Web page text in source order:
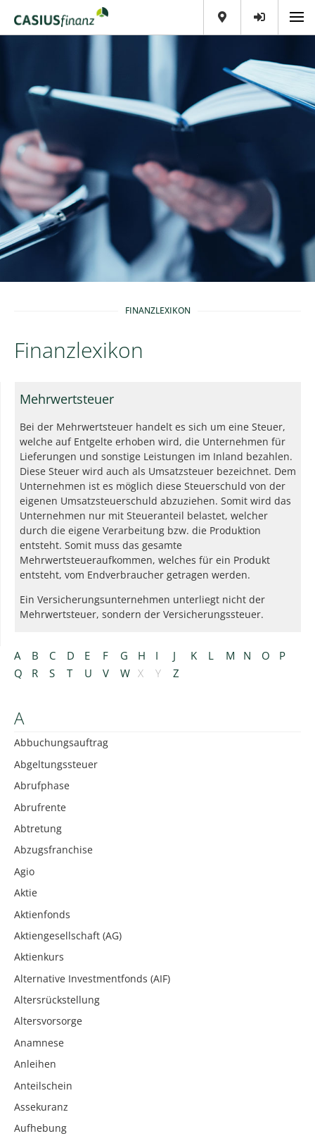
FINANZLEXIKON
Finanzlexikon
A B C D E F G H I J K L M N O
P
Q
R S T U V W X Y Z
A
Abbuchungsauftrag
Abgeltungssteuer
Abrufphase
Abrufrente
Abtretung
Abzugsfranchise
Agio
Aktie
Aktienfonds
Aktiengesellschaft (AG)
Aktienkurs
Alternative Investmentfonds (AIF)
Altersrückstellung
Altersvorsorge
Anamnese
Anleihen
Anteilschein
Assekuranz
Aufhebung
Mehrwertsteuer
Bei der Mehrwertsteuer handelt es sich um eine Steuer,
welche auf Entgelte erhoben wird, die Unternehmen für
Lieferungen und sonstige Leistungen im Inland bezahlen.
Diese Steuer wird auch als Umsatzsteuer bezeichnet. Dem
Unternehmen ist es möglich diese Steuerschuld von der
eigenen Umsatzsteuerschuld abzuziehen. Somit wird das
Unternehmen nur mit Steueranteil belastet, welcher
durch die eigene Verarbeitung bzw. die Produktion
entsteht. Somit muss das gesamte
Mehrwertsteueraufkommen, welches für ein Produkt
entsteht, vom Endverbraucher getragen werden.
Ein Versicherungsunternehmen unterliegt nicht der
Mehrwertsteuer, sondern der Versicherungssteuer.